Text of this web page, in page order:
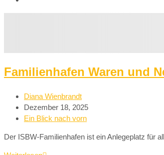
Familienhafen Waren und
Diana Wienbrandt
Dezember 18, 2025
Ein Blick nach vorn
Der ISBW-Familienhafen ist ein Anlegeplatz für